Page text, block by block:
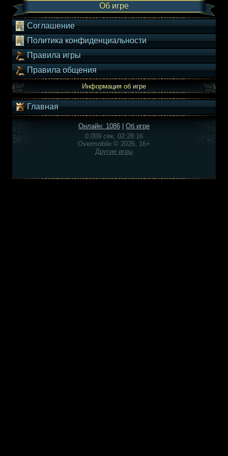
Об игре
Соглашение
Политика конфиденциальности
Правила игры
Правила общения
Информация об игре
Главная
Онлайн: 1086
Об игре
0.009 сек, 02:28:16
Overmobile © 2026, 16+
Другие игры